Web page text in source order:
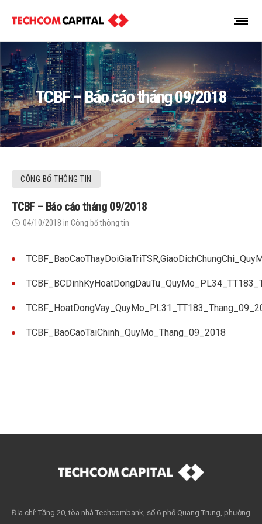
TCBF – Báo cáo tháng 09/2018
CÔNG BỐ THÔNG TIN
TCBF – Báo cáo tháng 09/2018
04/10/2018 in Công bố thông tin
TCBF_BaoCaoTaiChinh_QuyMo_Thang_09_2018
Địa chỉ: Tầng 20, tòa nhà Techcombank, số 6 phố Quang Trung, phường